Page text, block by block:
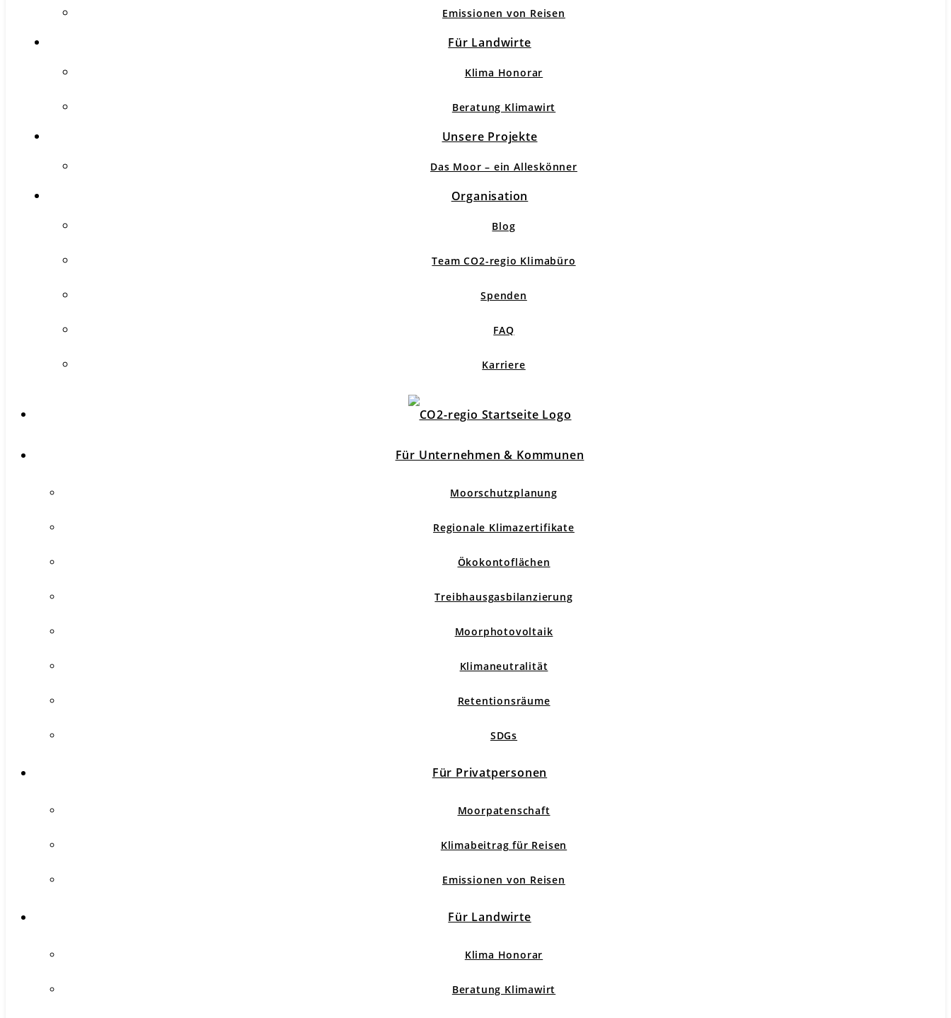
Emissionen von Reisen
Für Landwirte
Klima Honorar
Beratung Klimawirt
Unsere Projekte
Das Moor – ein Alleskönner
Organisation
Blog
Team CO2-regio Klimabüro
Spenden
FAQ
Karriere
Für Unternehmen & Kommunen
Moorschutzplanung
Regionale Klimazertifikate
Ökokontoflächen
Treibhausgasbilanzierung
Moorphotovoltaik
Klimaneutralität
Retentionsräume
SDGs
Für Privatpersonen
Moorpatenschaft
Klimabeitrag für Reisen
Emissionen von Reisen
Für Landwirte
Klima Honorar
Beratung Klimawirt